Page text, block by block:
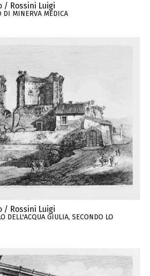
/ Rossini Luigi
DI MINERVA MEDICA
/ Rossini Luigi
DELL'ACQUA GIULIA, SECONDO LO